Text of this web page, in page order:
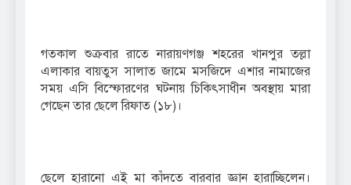
গতকাল শুক্রবার রাতে নারায়ণগঞ্জ শহরের খানপুর তল্লা
এলাকার বায়তুস সালাত জামে মসজিদে এশার নামাজের
সময় এসি বিস্ফোরণের ঘটনায় চিকিৎসাধীন অবস্থায় মারা
গেছেন তার ছেলে রিফাত (১৮)।
ছেলে হারানো এই মা কাঁদতে বারবার জ্ঞান হারাচ্ছিলেন।